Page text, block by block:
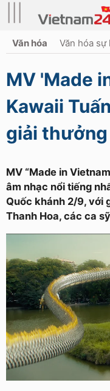
Văn hóa Văn hóa sự
MV 'Made
Kawaii
giải
MV “Made in
âm nhạc nổi tiếng
Quốc khánh 2/9, với
Thanh Hoa, các ca